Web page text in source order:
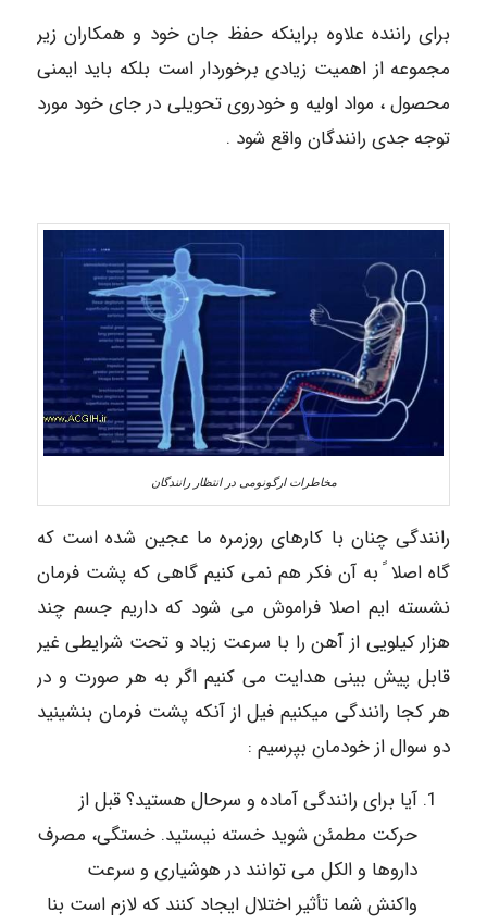
برای راننده علاوه براینکه حفظ جان خود و همکاران زیر
مجموعه از اهمیت زیادی برخوردار است بلکه باید ایمنی
محصول ، مواد اولیه و خودروی تحویلی در جای خود مورد
توجه جدی رانندگان واقع شود .
مخاطرات ارگونومی در انتظار رانندگان
رانندگی چنان با کارهای روزمره ما عجین شده است که
گاه اصلا ً به آن فکر هم نمی کنیم گاهی که پشت فرمان
نشسته ایم اصلا فراموش می شود که داریم جسم چند
هزار کیلویی از آهن را با سرعت زیاد و تحت شرایطی غیر
قابل پیش بینی هدایت می کنیم اگر به هر صورت و در
هر کجا رانندگی میکنیم فیل از آنکه پشت فرمان بنشینید
دو سوال از خودمان بپرسیم :
آیا برای رانندگی آماده و سرحال هستید؟ قبل از
حرکت مطمئن شوید خسته نیستید. خستگی، مصرف
داروها و الکل می توانند در هوشیاری و سرعت
واکنش شما تأثیر اختلال ایجاد کنند که لازم است بنا